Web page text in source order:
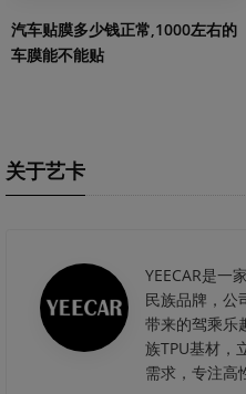
汽车贴膜多少钱正常,1000左右的
车膜能不能贴
关于艺卡
YEECAR是一
民族品牌，公
带来的驾乘乐
族TPU基材，
需求，专注高